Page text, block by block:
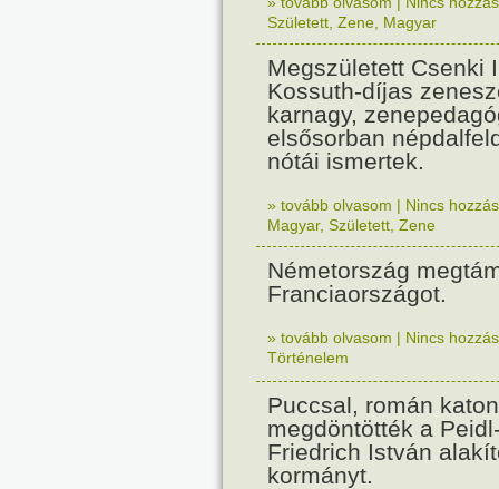
Született Zene Magyar
Megszületett Csenki
Kossuth-díjas
karnagy,
elsősorban
nótái ismertek.
» tovább olvasom | Nincs
Magyar, Született Zene
Németország
Franciaországot.
» tovább olvasom | Nincs
Történelem
Puccsal, román
megdöntötték a
Friedrich István
kormányt.